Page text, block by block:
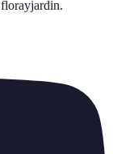
florayjardin.